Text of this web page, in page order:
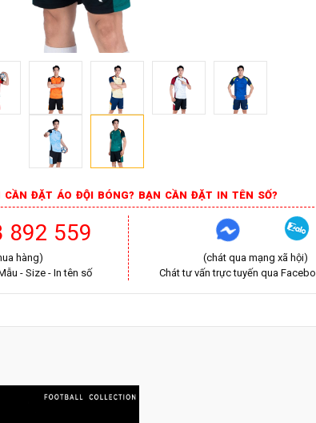
CẦN ĐẶT ÁO ĐỘI BÓNG? BẠN CẦN ĐẶT IN TÊN SỐ?
559
hàng)
- Size - In tên số
(chát qua mạng xã hội)
Chát tư vấn trực tuyến qua